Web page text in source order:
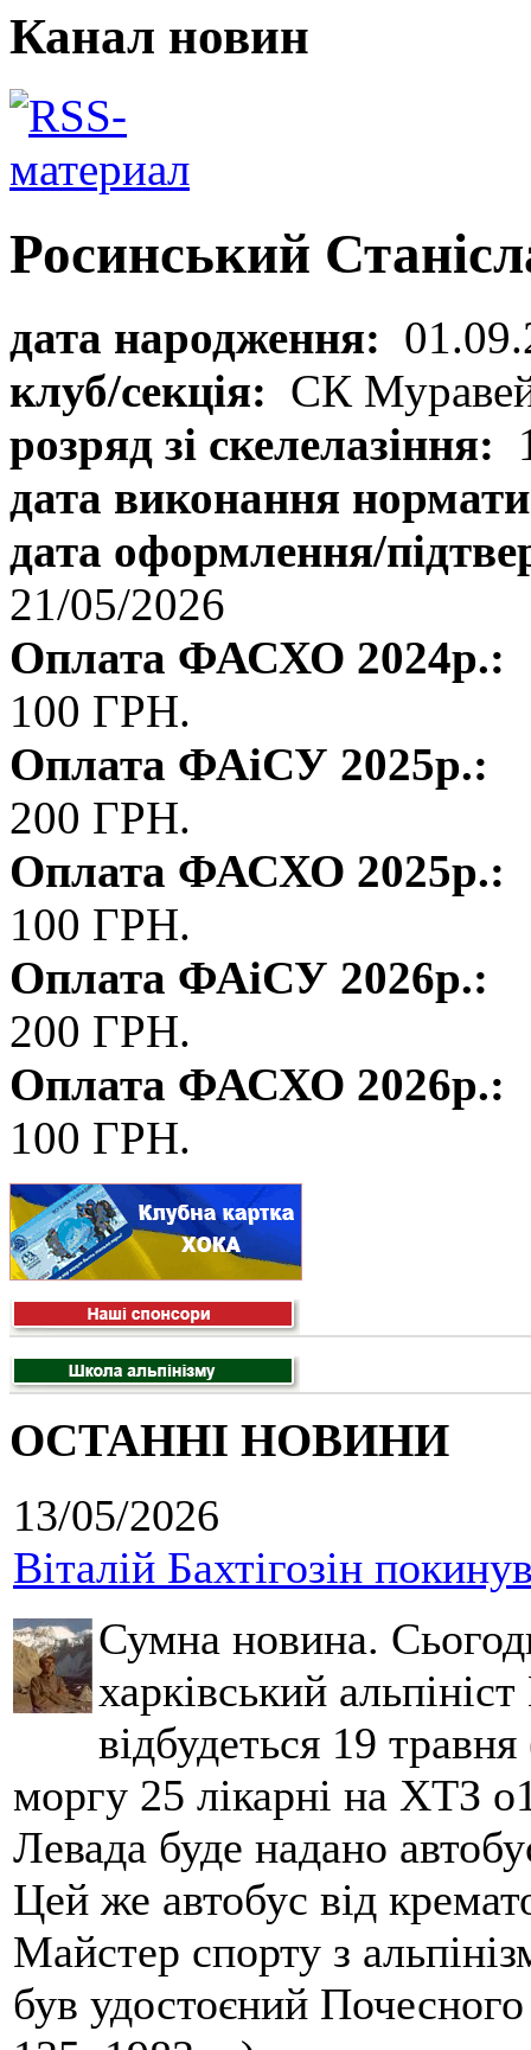
Канал новин
Росинський
дата народження:
клуб/секція: СК
розряд зі скелелазіння:
дата виконання
дата оформлення/
21/05/2026
Оплата ФАСХО 2024р.:
100 ГРН.
Оплата ФАіСУ 2025р.:
200 ГРН.
Оплата ФАСХО 2025р.:
100 ГРН.
Оплата ФАіСУ 2026р.:
200 ГРН.
Оплата ФАСХО 2026р.:
100 ГРН.
ОСТАННІ НОВИНИ
13/05/2026
Віталій Бахтігозін
Сумна новина.
харківський
відбудеться 19
моргу 25 лікарні на ХТЗ
Левада буде надано
Цей же автобус від
Майстер спорту з
був удостоєний